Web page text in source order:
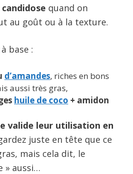
quand on
au goût ou à la texture.
base :
d’amandes, riches en bons
aussi très gras,
huile de coco + amidon
valide leur utilisation en
juste en tête que ce
mais cela dit, le
» aussi…